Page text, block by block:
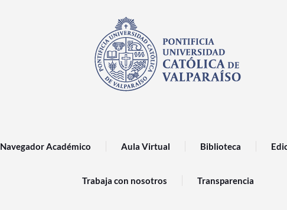
Navegador Académico Aula Virtual Biblioteca
Trabaja con nosotros Transparencia